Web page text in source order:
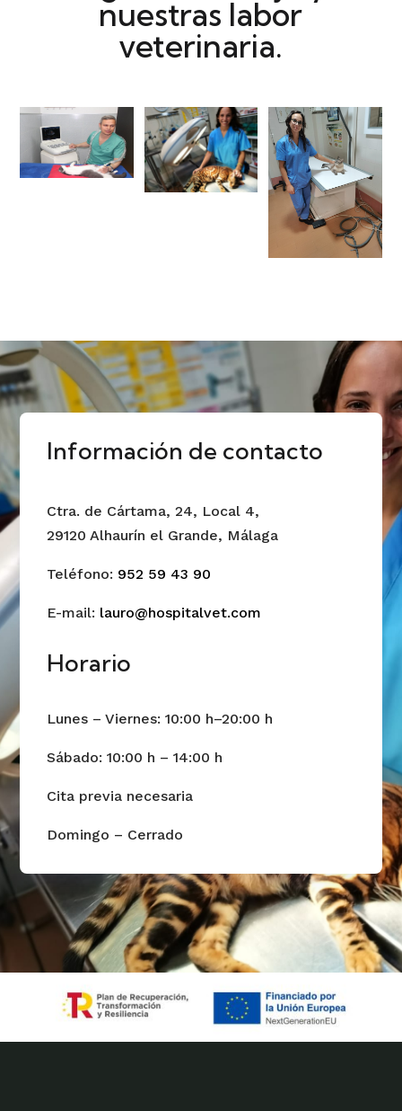
nuestras labor
veterinaria.
Información de contacto
Ctra. de Cártama, 24, Local 4,
29120 Alhaurín el Grande, Málaga
Teléfono: 952 59 43 90
E-mail: lauro@hospitalvet.com
Horario
Lunes – Viernes: 10:00 h–20:00 h
Sábado: 10:00 h – 14:00 h
Cita previa necesaria
Domingo – Cerrado